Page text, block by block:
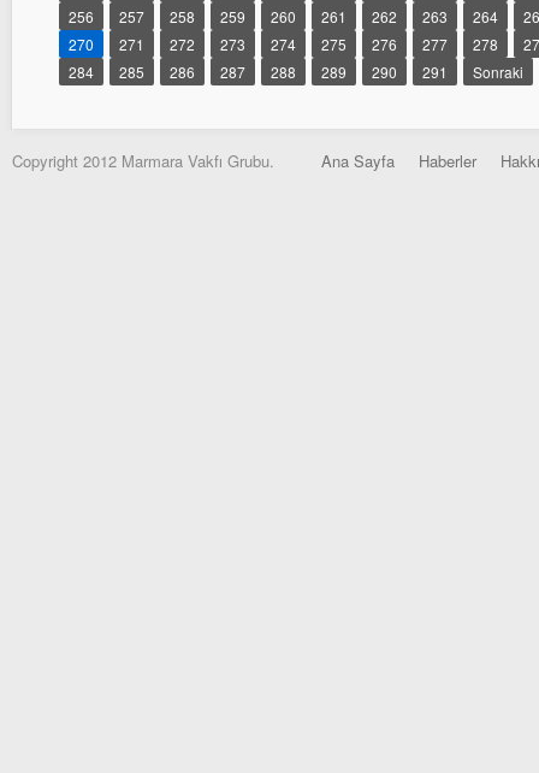
256
257 258 259 260 261 262 263 264
270
271 272 273 274 275 276 277 278
284
285 286 287 288 289 290 291 Sonraki
Copyright 2012 Marmara Vakfı Grubu. Ana Sayfa Haberler